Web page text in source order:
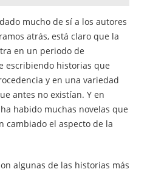
mucho de sí a los autores
atrás, está claro que la
en un periodo de
escribiendo historias que
y en una variedad
antes no existían. Y en
habido muchas novelas que
cambiado el aspecto de la
algunas de las historias más